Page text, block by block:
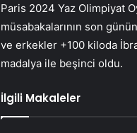
Paris 2024 Yaz Olimpiyat
müsabakalarının son
ve erkekler +100 kiloda
madalya ile beşinci oldu.
İlgili Makaleler